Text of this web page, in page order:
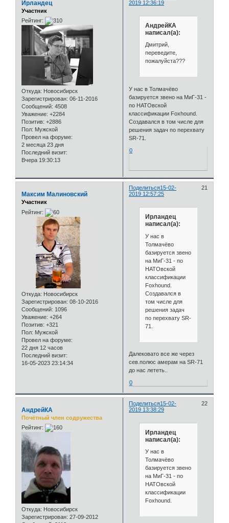
2019 12:36:19
Ирландец
Участник
Рейтинг:
Откуда: Новосибирск
Зарегистрирован: 06-11-2016
Сообщений: 4508
Уважение: +2284
Позитив: +2886
Пол: Мужской
Провел на форуме:
2 месяца 23 дня
Последний визит:
Вчера 19:30:13
АндрейКА
написал(а):
Дмитрий,
переведите,
пожалуйста???
У нас в Толмачёво
базируется звено на МиГ-31 -
по НАТОвской
классификации Foxhound.
Создавался в том числе для
решения задач по перехвату
SR-71.
0
Поделиться 21
15-02-
2019 12:57:25
Максим Малиновский
Участник
Рейтинг:
Откуда: Новосибирск
Зарегистрирован: 08-10-2016
Сообщений: 1096
Уважение: +264
Позитив: +321
Пол: Мужской
Провел на форуме:
22 дня 12 часов
Последний визит:
16-05-2023 23:14:34
Ирландец
написал(а):
У нас в
Толмачёво
базируется звено
на МиГ-31 - по
НАТОвской
классификации
Foxhound.
Создавался в
том числе для
решения задач
по перехвату SR-
71.
Далековато все же через
сев.полюс амерам на SR-71
до нас лететь..
0
Поделиться 22
15-02-
2019 13:38:29
АндрейКА
Почётный член содружества
Рейтинг:
Откуда: Новосибирск
Зарегистрирован: 27-09-2012
Ирландец
написал(а):
У нас в
Толмачёво
базируется звено
на МиГ-31 - по
НАТОвской
классификации
Foxhound.